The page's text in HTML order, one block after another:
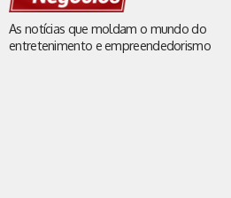
As notícias que moldam o mundo do
entretenimento e empreendedorismo